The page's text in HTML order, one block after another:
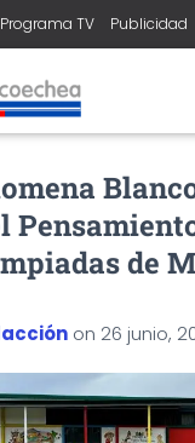
Programa TV Publicidad
de
on 26 junio,